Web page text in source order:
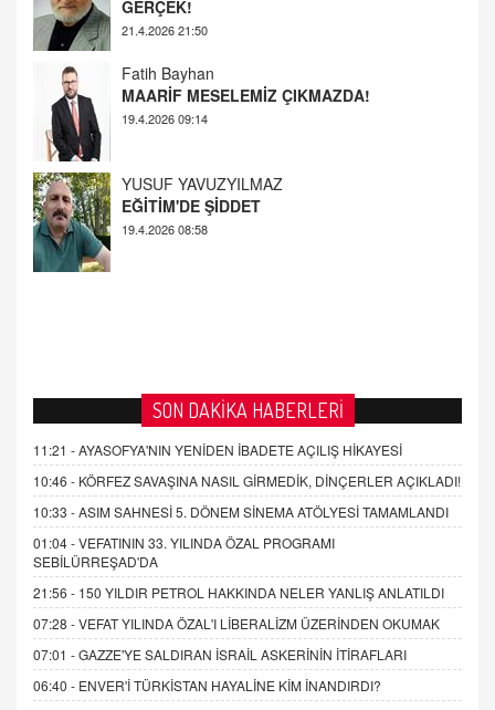
21.4.2026 21:50
MAARİF MESELEMİZ ÇIKMAZDA!
19.4.2026 09:14
EĞİTİM'DE ŞİDDET
19.4.2026 08:58
SON DAKİKA HABERLERİ
11:21 -AYASOFYA'NIN YENİDEN İBADETE AÇILIŞ HİKAYESİ
10:46 - KÖRFEZ SAVAŞINA NASIL GİRMEDİK, DİNÇERLER AÇIKLADI!
10:33 -ASIM SAHNESİ 5. DÖNEM SİNEMA ATÖLYESİ TAMAMLANDI
01:04 -VEFATININ 33. YILINDA ÖZAL PROGRAMI
SEBİLÜRREŞAD'DA
21:56 - 150 YILDIR PETROL HAKKINDA NELER YANLIŞ ANLATILDI
07:28 -VEFAT YILINDA ÖZAL'I LİBERALİZM ÜZERİNDEN OKUMAK
07:01 -GAZZE'YE SALDIRAN İSRAİL ASKERİNİN İTİRAFLARI
06:40 - ENVER'İ TÜRKİSTAN HAYALİNE KİM İNANDIRDI?